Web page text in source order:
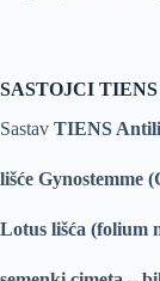
SASTOJCI
Sastav TIENS
lišće Gynostemme
Lotus lišća (folium